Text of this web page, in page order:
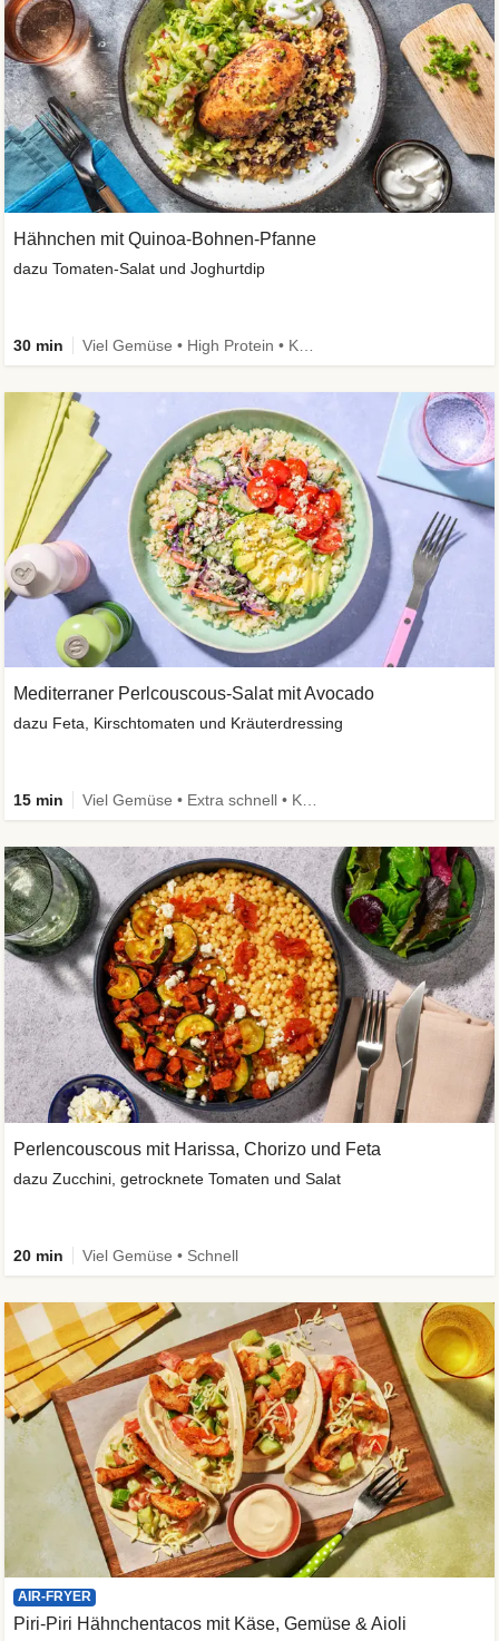
Hähnchen mit Quinoa-Bohnen-Pfanne
dazu Tomaten-Salat und Joghurtdip
30 min
Mediterraner Perlcouscous-Salat mit Avocado
dazu Feta, Kirschtomaten und Kräuterdressing
15 min
Perlencouscous mit Harissa, Chorizo und Feta
dazu Zucchini, getrocknete Tomaten und Salat
20 min Viel Gemüse • Schnell
AIR-FRYER
Piri-Piri Hähnchentacos mit Käse, Gemüse & Aioli